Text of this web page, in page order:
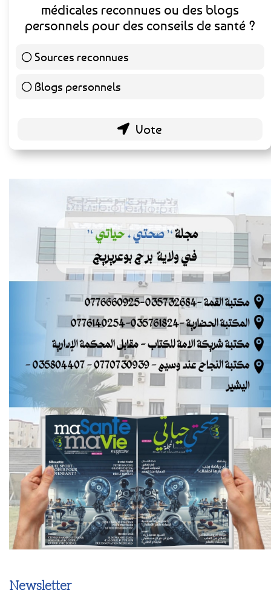
médicales reconnues ou des blogs
personnels pour des conseils de santé ?
Sources reconnues
Blogs personnels
Newsletter